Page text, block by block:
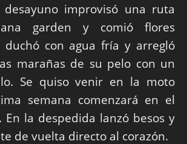
desayuno improvisó una ruta
garden y comió flores
duchó con agua fría y arregló
marañas de su pelo con un
Se quiso venir en la moto
semana comenzará en el
En la despedida lanzó besos y
de vuelta directo al corazón.